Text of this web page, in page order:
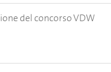
del concorso VDW